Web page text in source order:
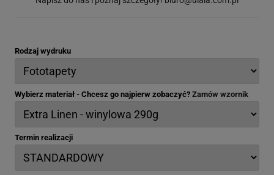
Rodzaj wydruku
Wybierz materiał - Chcesz go najpierw zobaczyć? Zamów wzornik
Termin realizacji